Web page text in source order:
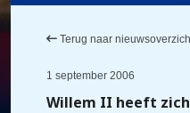
Terug naar
1 september 2006
Willem II heeft